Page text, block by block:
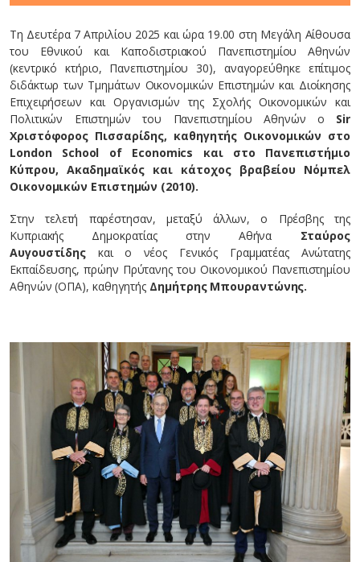
Τη Δευτέρα 7 Απριλίου 2025 και ώρα 19.00 στη Μεγάλη Αίθουσα
του Εθνικού και Καποδιστριακού Πανεπιστημίου Αθηνών
(κεντρικό κτήριο, Πανεπιστημίου 30), αναγορεύθηκε επίτιμος
διδάκτωρ των Τμημάτων Οικονομικών Επιστημών και Διοίκησης
Επιχειρήσεων και Οργανισμών της Σχολής Οικονομικών και
Πολιτικών Επιστημών του Πανεπιστημίου Αθηνών ο Sir
Χριστόφορος Πισσαρίδης, καθηγητής Οικονομικών στο
London School of Economics και στο Πανεπιστήμιο
Κύπρου, Ακαδημαϊκός και κάτοχος βραβείου Νόμπελ
Οικονομικών Επιστημών (2010).
Στην τελετή παρέστησαν, μεταξύ άλλων, ο Πρέσβης της
Κυπριακής Δημοκρατίας στην Αθήνα Σταύρος
Αυγουστίδης και ο νέος Γενικός Γραμματέας Ανώτατης
Εκπαίδευσης, πρώην Πρύτανης του Οικονομικού Πανεπιστημίου
Αθηνών (ΟΠΑ), καθηγητής Δημήτρης Μπουραντώνης.